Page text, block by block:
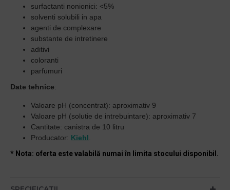
surfactanti nonionici: <5%
solventi solubili in apa
agenti de complexare
substante de intretinere
aditivi
coloranti
parfumuri
Date tehnice:
Valoare pH (concentrat): aproximativ 9
Valoare pH (solutie de intrebuintare): aproximativ 7
Cantitate: canistra de 10 litru
Producator: Kiehl
* Nota: oferta este valabilă numai în limita stocului disponibil.